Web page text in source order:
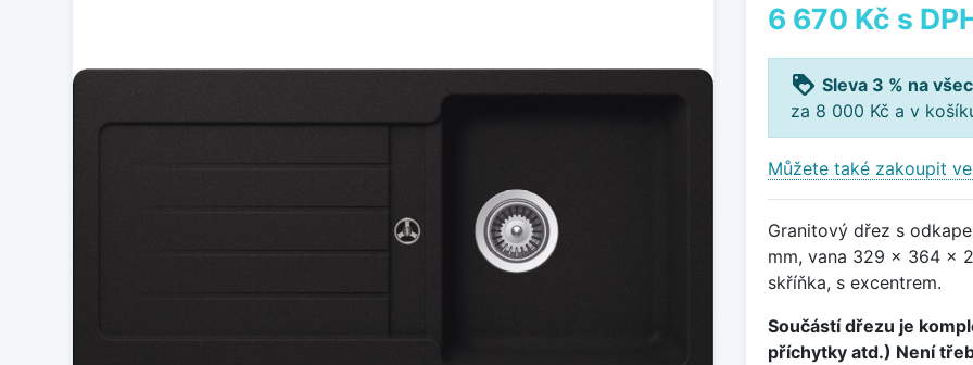
6 670 Kč s
loyalty Sleva 3 % na
za 8 000 Kč a v
Můžete také zakoupit
Granitový dřez s
mm, vana 329 x 364 x
skříňka, s excentrem.
Součástí dřezu je
příchytky atd.) Není